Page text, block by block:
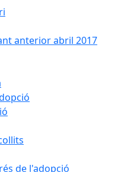
anterior abril 2017
de l'adopció